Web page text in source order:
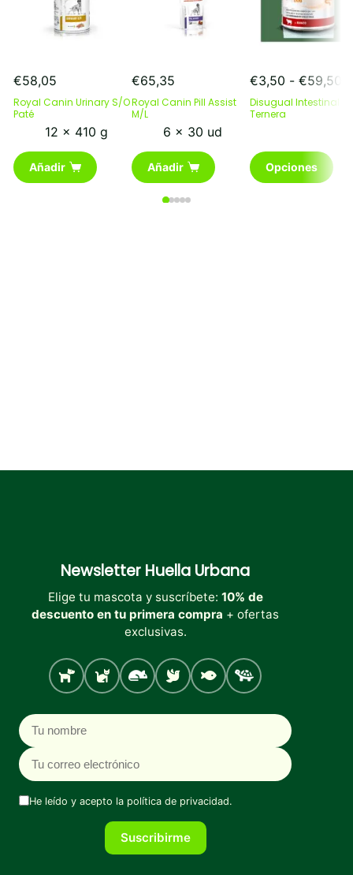
€58,05
Royal Canin Urinary S/O
Paté
12 x 410 g
Añadir
€65,35
Royal Canin Pill Assist
M/L
6 x 30 ud
Añadir
€3,50 - €59,50
Disugual Intestinal
Ternera
Opciones
Este
producto
Newsletter Huella Urbana
Elige tu mascota y suscríbete: 10% de
descuento en tu primera compra + ofertas
exclusivas.
Perro Gato Roedores
Aves PecesTortugas
Nombre
Correo electrónico
He leído y acepto la política de privacidad.
Suscribirme